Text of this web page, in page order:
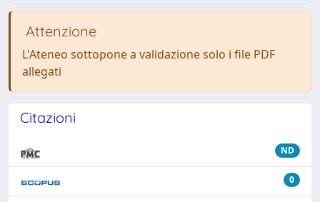
Attenzione
L'Ateneo sottopone a validazione solo i file PDF
allegati
Citazioni
ND
0